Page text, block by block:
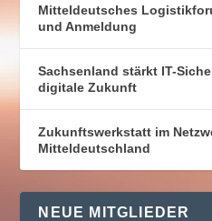
Mitteldeutsches
und Anmeldung
Sachsenland stärkt IT-
digitale Zukunft
Zukunftswerkstatt im
Mitteldeutschland
NEUE MITGLIEDER